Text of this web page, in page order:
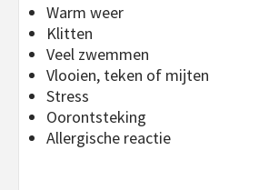
Warm weer
Klitten
Veel zwemmen
Vlooien, teken of mijten
Stress
Oorontsteking
Allergische reactie